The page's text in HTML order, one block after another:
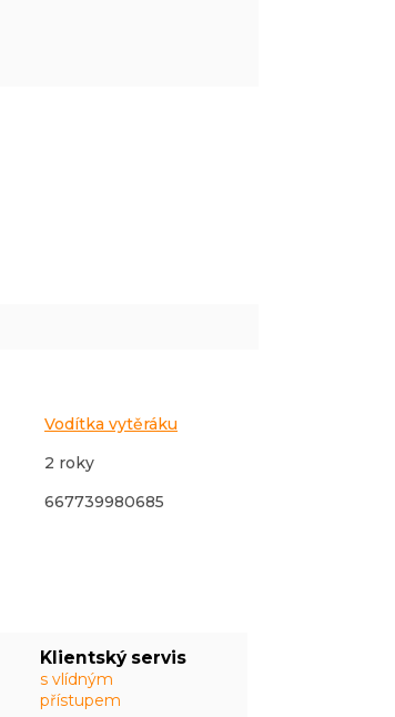
Klientský servis
s vlídným
přístupem
Vodítka vytěráku
2 roky
667739980685